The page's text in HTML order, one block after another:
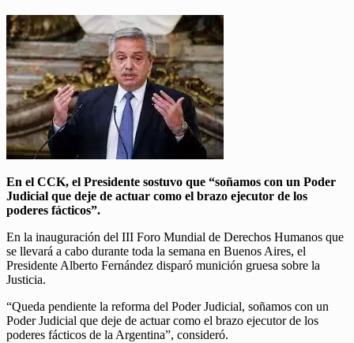
En el CCK, el Presidente sostuvo que “soñamos con un Poder
Judicial que deje de actuar como el brazo ejecutor de los
poderes fácticos”.
En la inauguración del III Foro Mundial de Derechos Humanos que
se llevará a cabo durante toda la semana en Buenos Aires, el
Presidente Alberto Fernández disparó munición gruesa sobre la
Justicia.
“Queda pendiente la reforma del Poder Judicial, soñamos con un
Poder Judicial que deje de actuar como el brazo ejecutor de los
poderes fácticos de la Argentina”, consideró.